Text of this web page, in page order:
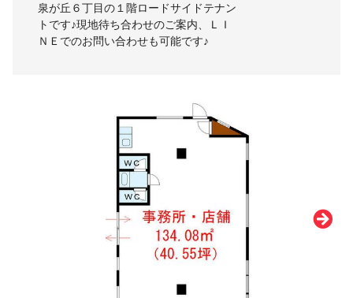
泉が丘６丁目の１階ロードサイドテナン
トです♪現地待ち合わせのご案内、ＬＩ
ＮＥでのお問い合わせも可能です♪